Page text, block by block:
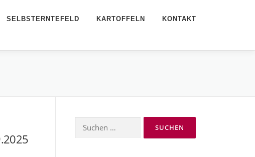
SELBSTERNTEFELD KARTOFFELN KONTAKT
Suchen
nach: